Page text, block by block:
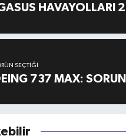
HAVAYOLLARI
SEÇTIĞI
737 MAX: